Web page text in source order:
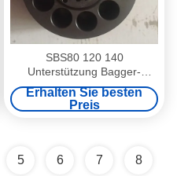
SBS80 120 140
Unterstützung Bagger-
Hydraulic Pump Partss 312C
320C 325C
Erhalten Sie besten
Preis
5 6 7 8